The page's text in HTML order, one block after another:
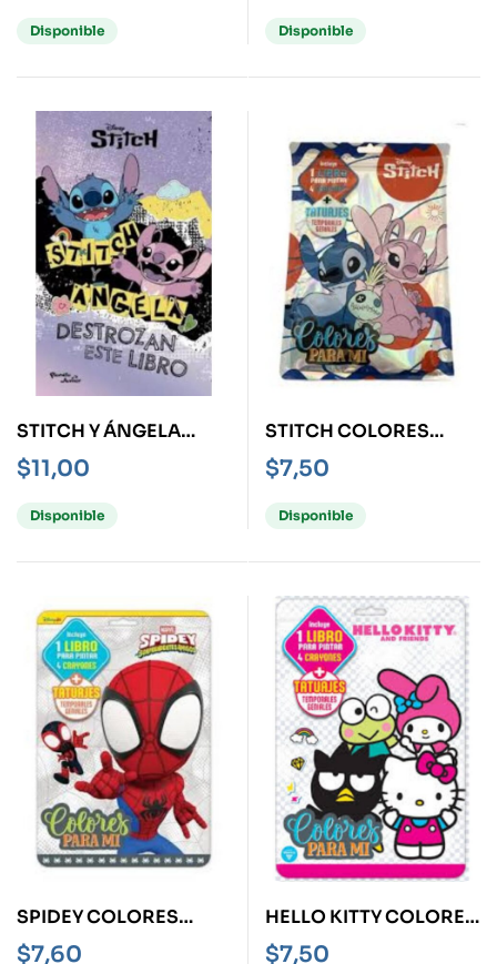
Disponible Disponible
STITCH Y ÁNGELA
DESTROZA ESTE LIBRO
$11,00
Disponible
STITCH COLORES
PARA MI -KIT-
$7,50
Disponible
SPIDEY COLORES
PARA MI -KIT-
$7,60
HELLO KITTY COLORES
PARA MI -KIT-
$7,50